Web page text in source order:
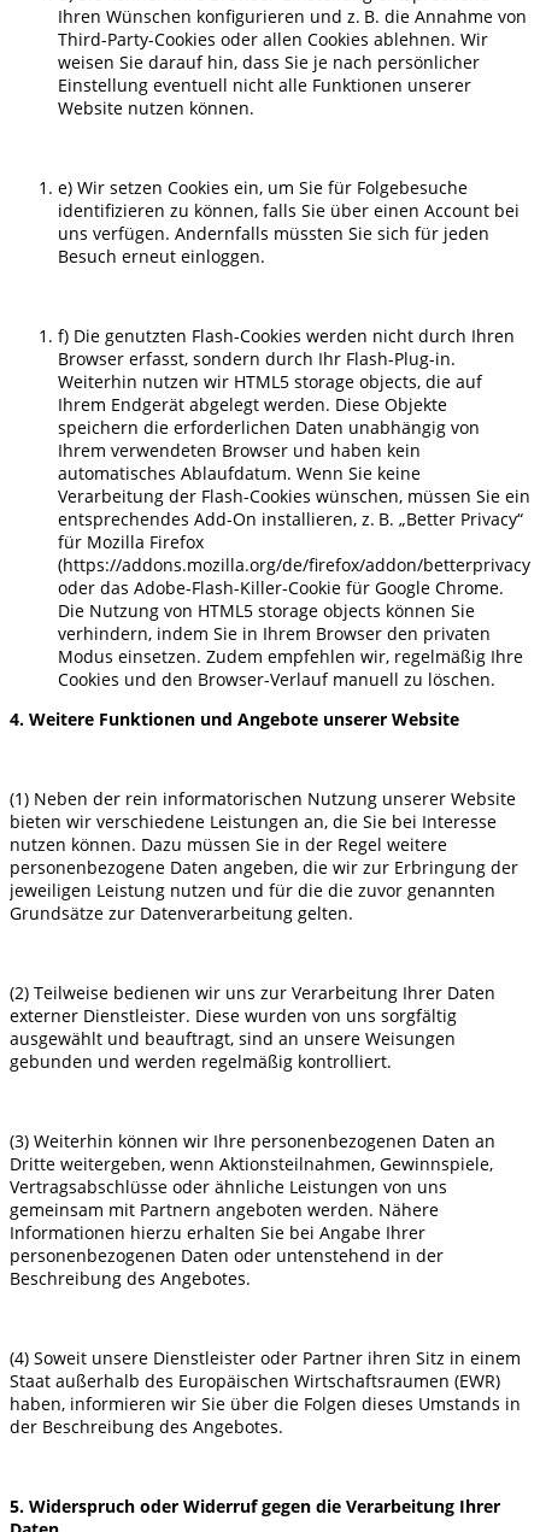
Ihren Wünschen konfigurieren und z. B. die Annahme von
Third-Party-Cookies oder allen Cookies ablehnen. Wir
weisen Sie darauf hin, dass Sie je nach persönlicher
Einstellung eventuell nicht alle Funktionen unserer
Website nutzen können.
e) Wir setzen Cookies ein, um Sie für Folgebesuche
identifizieren zu können, falls Sie über einen Account bei
uns verfügen. Andernfalls müssten Sie sich für jeden
Besuch erneut einloggen.
f) Die genutzten Flash-Cookies werden nicht durch Ihren
Browser erfasst, sondern durch Ihr Flash-Plug-in.
Weiterhin nutzen wir HTML5 storage objects, die auf
Ihrem Endgerät abgelegt werden. Diese Objekte
speichern die erforderlichen Daten unabhängig von
Ihrem verwendeten Browser und haben kein
automatisches Ablaufdatum. Wenn Sie keine
Verarbeitung der Flash-Cookies wünschen, müssen Sie ein
entsprechendes Add-On installieren, z. B. „Better Privacy“
für Mozilla Firefox
(https://addons.mozilla.org/de/firefox/addon/betterprivacy/)
oder das Adobe-Flash-Killer-Cookie für Google Chrome.
Die Nutzung von HTML5 storage objects können Sie
verhindern, indem Sie in Ihrem Browser den privaten
Modus einsetzen. Zudem empfehlen wir, regelmäßig Ihre
Cookies und den Browser-Verlauf manuell zu löschen.
4. Weitere Funktionen und Angebote unserer Website
(1) Neben der rein informatorischen Nutzung unserer Website
bieten wir verschiedene Leistungen an, die Sie bei Interesse
nutzen können. Dazu müssen Sie in der Regel weitere
personenbezogene Daten angeben, die wir zur Erbringung der
jeweiligen Leistung nutzen und für die die zuvor genannten
Grundsätze zur Datenverarbeitung gelten.
(2) Teilweise bedienen wir uns zur Verarbeitung Ihrer Daten
externer Dienstleister. Diese wurden von uns sorgfältig
ausgewählt und beauftragt, sind an unsere Weisungen
gebunden und werden regelmäßig kontrolliert.
(3) Weiterhin können wir Ihre personenbezogenen Daten an
Dritte weitergeben, wenn Aktionsteilnahmen, Gewinnspiele,
Vertragsabschlüsse oder ähnliche Leistungen von uns
gemeinsam mit Partnern angeboten werden. Nähere
Informationen hierzu erhalten Sie bei Angabe Ihrer
personenbezogenen Daten oder untenstehend in der
Beschreibung des Angebotes.
(4) Soweit unsere Dienstleister oder Partner ihren Sitz in einem
Staat außerhalb des Europäischen Wirtschaftsraumen (EWR)
haben, informieren wir Sie über die Folgen dieses Umstands in
der Beschreibung des Angebotes.
5. Widerspruch oder Widerruf gegen die Verarbeitung Ihrer